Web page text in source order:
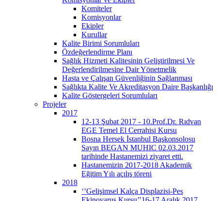
Komiteler
Komisyonlar
Ekipler
Kurullar
Kalite Birimi Sorumluları
Özdeğerlendirme Planı
Sağlık Hizmeti Kalitesinin Geliştirilmesi Ve
Değerlendirilmesine Dair Yönetmelik
Hasta ve Çalışan Güvenliğinin Sağlanması
Sağlıkta Kalite Ve Akreditasyon Daire Başkanlığı
Kalite Göstergeleri Sorumluları
Projeler
2017
12-13 Şubat 2017 - 10.Prof.Dr. Rıdvan
EGE Temel El Cerrahisi Kursu
Bosna Hersek İstanbul Başkonsolosu
Sayın BEGAN MUHIC 02.03.2017
tarihinde Hastanemizi ziyaret etti.
Hastanemizin 2017-2018 Akademik
Eğitim Yılı açılış töreni
2018
‘’Gelişimsel Kalça Displazisi-Pes